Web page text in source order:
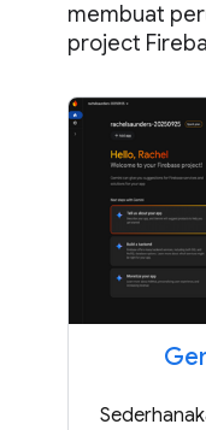
membuat
project